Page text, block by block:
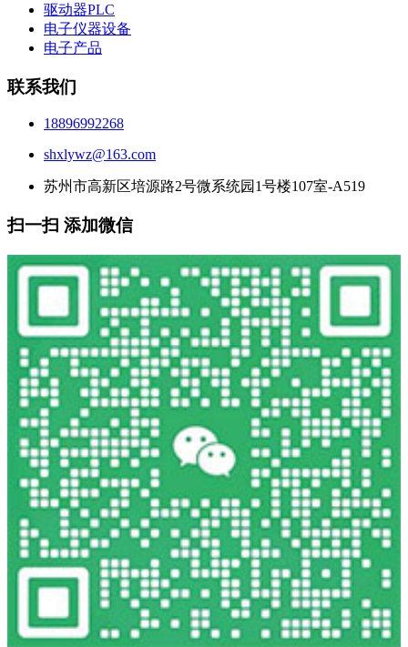
驱动器PLC
电子仪器设备
电子产品
联系我们
18896992268
shxlywz@163.com
苏州市高新区培源路2号微系统园1号楼107室-A519
扫一扫 添加微信